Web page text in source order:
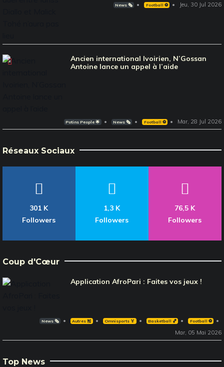
News 🗞️ Football ⚽️ Jeu, 30 Jul 2026
Ancien international Ivoirien, N’Gossan
Antoine lance un appel à l’aide
Potins People 🌟 News 🗞️ Football ⚽️ Mar, 28 Jul 2026
Réseaux Sociaux
301 K
Followers
1,3 K
Followers
76,5 K
Followers
Coup d'Cœur
Application AfroPari : Faites vos jeux !
News 🗞️ Autres 🎽 Omnisports 🏅 Basketball 🏀 Football ⚽️
Mar, 05 Mai 2026
Top News